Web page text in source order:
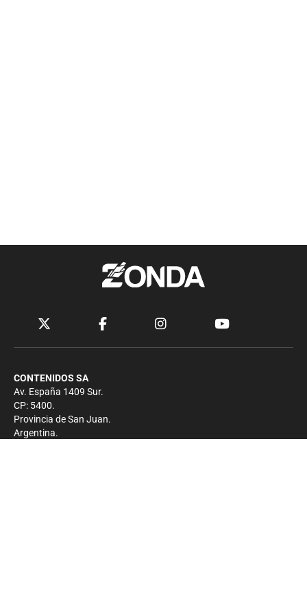
CONTENIDOS SA
Av. España 1409 Sur.
CP: 5400.
Provincia de San Juan.
Argentina.